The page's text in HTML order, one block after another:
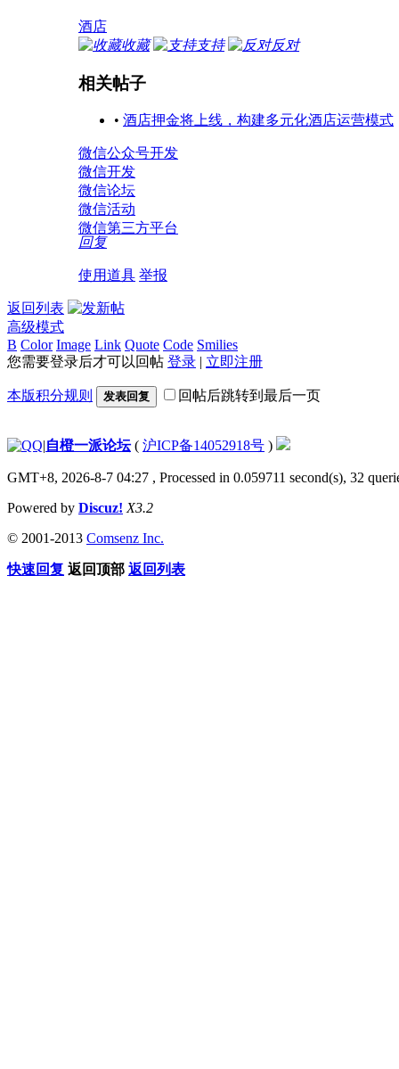
酒店
收藏
支持 反对
相关帖子
• 酒店押金将上线，构建多元化酒店运营模式
微信公众号开发
微信开发
微信论坛
微信活动
微信第三方平台
回复
使用道具 举报
返回列表
高级模式
B Color Image Link Quote Code Smilies
您需要登录后才可以回帖 登录 | 立即注册
本版积分规则 发表回复 回帖后跳转到最后一页
|自橙一派论坛( 沪ICP备14052918号 )
GMT+8, 2026-8-7 04:27 , Processed in 0.059711 second(s), 32
Powered by Discuz! X3.2
© 2001-2013 Comsenz Inc.
快速回复 返回顶部 返回列表